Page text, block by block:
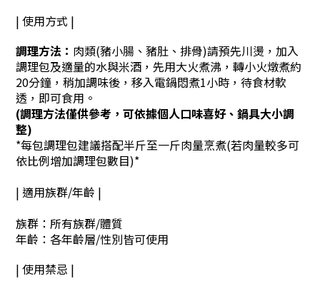
| 使用方式 |
調理方法： 肉類(豬小腸、豬肚、排骨)請預先川燙，加入
調理包及適量的水與米酒，先用大火煮沸，轉小火燉煮約
20分鐘，稍加調味後，移入電鍋悶煮1小時，待食材軟
透，即可食用。
(調理方法僅供參考，可依據個人口味喜好、鍋具大小調
整)
*每包調理包建議搭配半斤至一斤肉量烹煮(若肉量較多可
依比例增加調理包數目)*
| 適用族群/年齡 |
族群：所有族群/體質
年齡：各年齡層/性別皆可使用
| 使用禁忌 |